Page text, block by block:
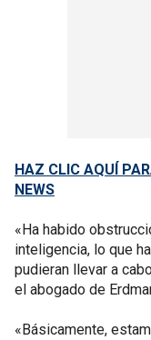
HAZ CLIC AQUÍ
NEWS
«Ha habido
inteligencia, lo que
pudieran llevar a
el abogado de
«Básicamente,